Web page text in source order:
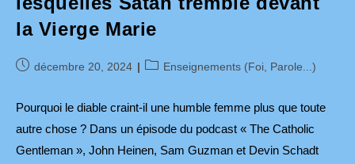
la Vierge Marie
Publication
décembre 20, 2024
PostEnseignements (Foi, Parole...)
Pourquoi le diable craint-il une humble femme plus que toute
autre chose ? Dans un épisode du podcast « The Catholic
Gentleman », John Heinen, Sam Guzman et Devin Schadt